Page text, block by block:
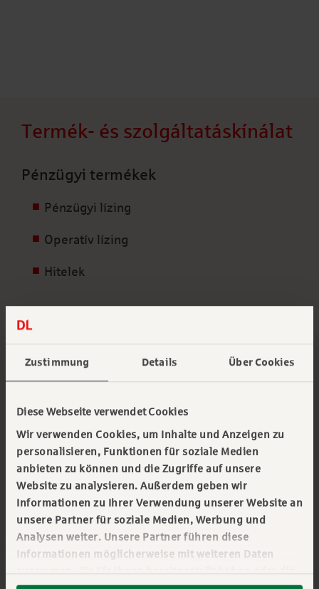
Zustimmung Details Über Cookies
Diese Webseite verwendet Cookies
Wir verwenden Cookies, um Inhalte und Anzeigen zu
personalisieren, Funktionen für soziale Medien
anbieten zu können und die Zugriffe auf unsere
Website zu analysieren. Außerdem geben wir
Informationen zu Ihrer Verwendung unserer Website an
unsere Partner für soziale Medien, Werbung und
Analysen weiter. Unsere Partner führen diese
Informationen möglicherweise mit weiteren Daten
zusammen, die Sie ihnen bereitgestellt haben oder die
Termék- és szolgáltatáskínálat
Pénzügyi termékek
Pénzügyi lízing
Operatív lízing
Hitelek
Szolgáltatások a szállítói partnerek
számára
Ha a gyártók növelni szeretnék eladásaikat, a
Deutsche Leasing Hungaria biztosítja a
szükséges, személyre szabott pénzügyi
megoldásokat. Keményen dolgozunk azon, hogy
kapcsolatot alakítsunk ki és tartsunk fenn
beszállítóinkkal, ügyfeleikkel és számos előnyt
biztosítunk számukra, mint például: